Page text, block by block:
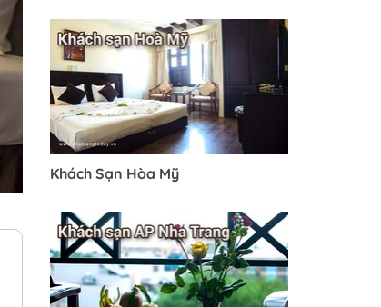
Khách Sạn Hòa Mỹ